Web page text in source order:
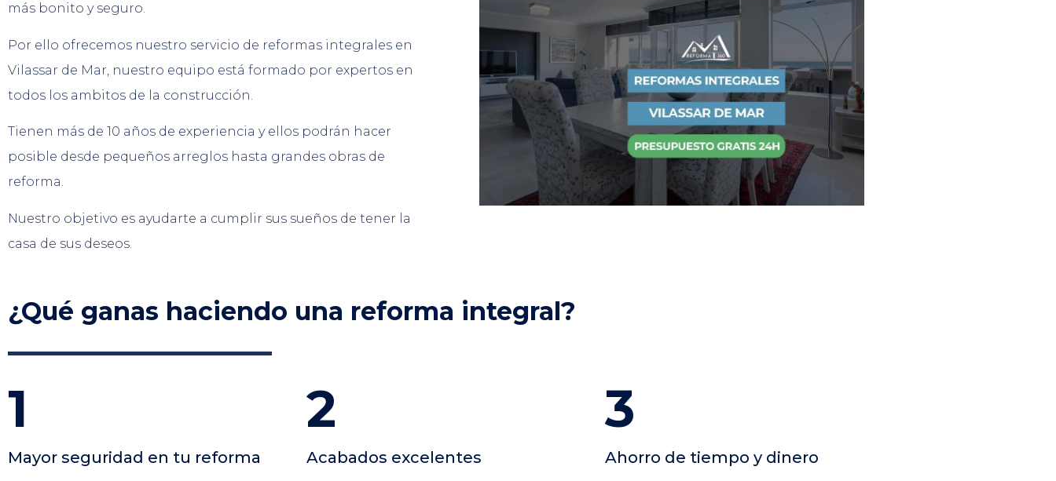
más bonito y seguro.
Por ello ofrecemos nuestro servicio de reformas integrales en
Vilassar de Mar, nuestro equipo está formado por expertos en
todos los ambitos de la construcción.
Tienen más de 10 años de experiencia y ellos podrán hacer
posible desde pequeños arreglos hasta grandes obras de
reforma.
Nuestro objetivo es ayudarte a cumplir sus sueños de tener la
casa de sus deseos.
¿Qué ganas haciendo una reforma integral?
1
Mayor seguridad en tu reforma
2
Acabados excelentes
3
Ahorro de tiempo y dinero